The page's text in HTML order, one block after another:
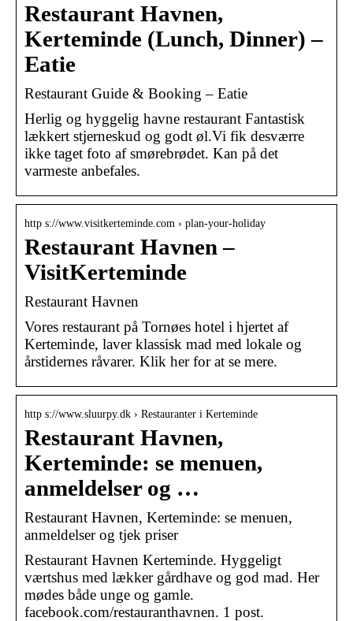
Restaurant Havnen,
Kerteminde (Lunch, Dinner) –
Eatie
Restaurant Guide & Booking – Eatie
Herlig og hyggelig havne restaurant Fantastisk
lækkert stjerneskud og godt øl.Vi fik desværre
ikke taget foto af smørebrødet. Kan på det
varmeste anbefales.
http s://www.visitkerteminde.com › plan-your-holiday
Restaurant Havnen –
VisitKerteminde
Restaurant Havnen
Vores restaurant på Tornøes hotel i hjertet af
Kerteminde, laver klassisk mad med lokale og
årstidernes råvarer. Klik her for at se mere.
http s://www.sluurpy.dk › Restauranter i Kerteminde
Restaurant Havnen,
Kerteminde: se menuen,
anmeldelser og …
Restaurant Havnen, Kerteminde: se menuen,
anmeldelser og tjek priser
Restaurant Havnen Kerteminde. Hyggeligt
værtshus med lækker gårdhave og god mad. Her
mødes både unge og gamle.
facebook.com/restauranthavnen. 1 post.